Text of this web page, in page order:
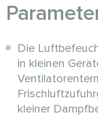
Die
in kleinen
kleiner